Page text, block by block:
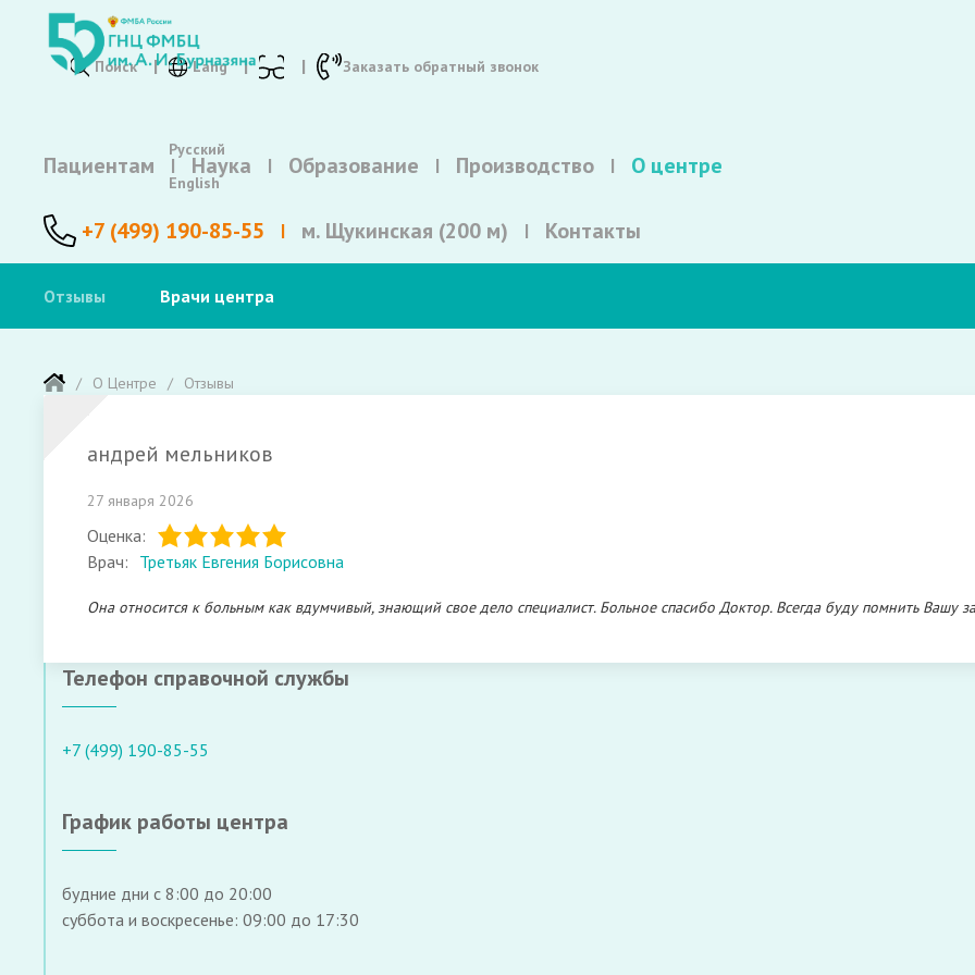
Поиск Lang
Русский
English
Заказать обратный звонок
Пациентам Наука Образование Производство О центре
+7 (499) 190-85-55 м. Щукинская (200 м) Контакты
Отзывы Врачи центра
О Центре Отзывы
андрей мельников
27 января 2026
Оценка:
Врач: Третьяк Евгения Борисовна
Она относится к больным как вдумчивый, знающий свое дело специалист. Больное спасибо Доктор. Всегда буду помнить Вашу
Телефон справочной службы
+7 (499) 190-85-55
График работы центра
будние дни с 8:00 до 20:00
суббота и воскресенье: 09:00 до 17:30